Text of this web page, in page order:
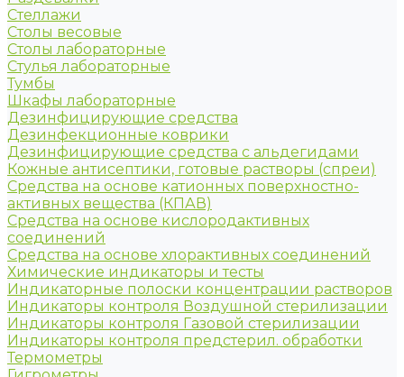
Стеллажи
Столы весовые
Столы лабораторные
Стулья лабораторные
Тумбы
Шкафы лабораторные
Дезинфицирующие средства
Дезинфекционные коврики
Дезинфицирующие средства с альдегидами
Кожные антисептики, готовые растворы (спреи)
Средства на основе катионных поверхностно-
активных вещества (КПАВ)
Средства на основе кислородактивных
соединений
Средства на основе хлорактивных соединений
Химические индикаторы и тесты
Индикаторные полоски концентрации растворов
Индикаторы контроля Воздушной стерилизации
Индикаторы контроля Газовой стерилизации
Индикаторы контроля предстерил. обработки
Термометры